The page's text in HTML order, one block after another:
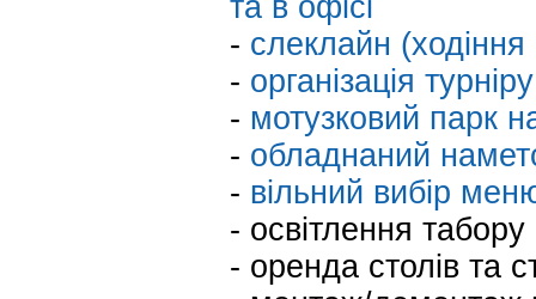
та в офісі
- слеклайн (ходіння
- організація
- мотузковий парк
- обладнаний
- вільний вибір
- освітлення табору
- оренда столів та